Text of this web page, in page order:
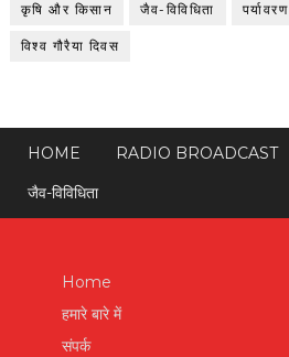
कृषि और किसान जैव-विविधिता पर्यावरण
विश्व गौरैया दिवस
HOME RADIO BROADCAST
जैव-विविधिता
Home
हमारे बारे में
संपर्क